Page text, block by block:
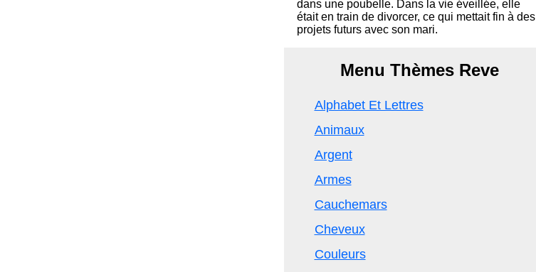
dans une poubelle. Dans la vie éveillée, elle
était en train de divorcer, ce qui mettait fin à des
projets futurs avec son mari.
Menu Thèmes Reve
Alphabet Et Lettres
Animaux
Argent
Armes
Cauchemars
Cheveux
Couleurs